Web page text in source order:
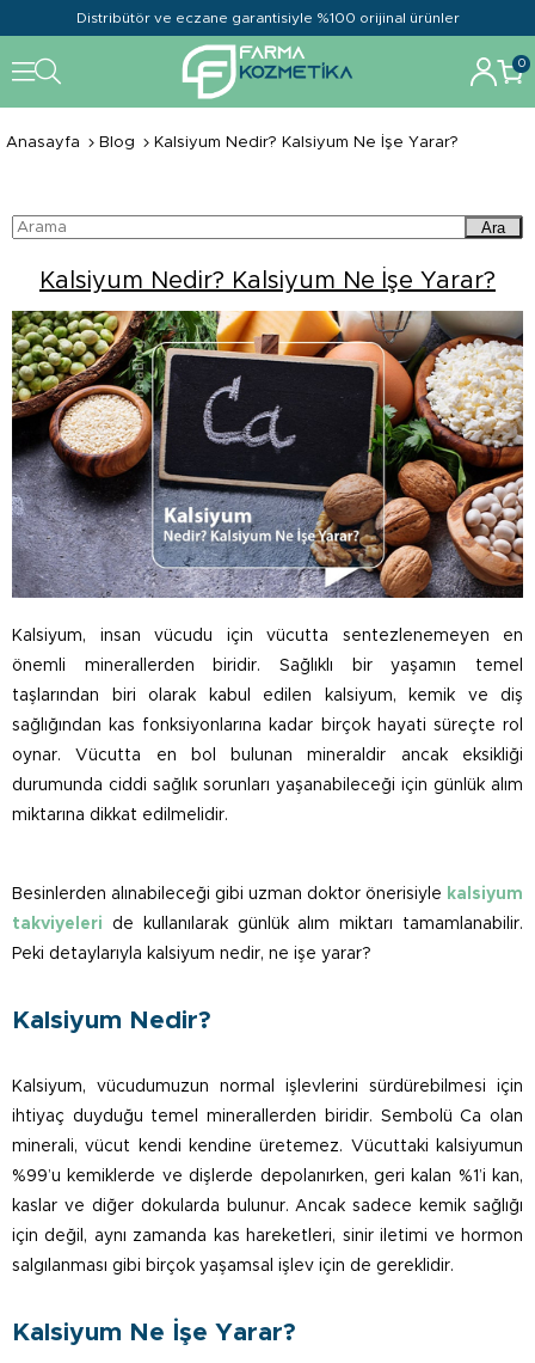
Distribütör ve eczane garantisiyle %100 orijinal ürünler
0
Anasayfa Blog Kalsiyum Nedir? Kalsiyum Ne İşe Yarar?
Ara
Kalsiyum Nedir? Kalsiyum Ne İşe Yarar?
Kalsiyum, insan vücudu için vücutta sentezlenemeyen en
önemli minerallerden biridir. Sağlıklı bir yaşamın temel
taşlarından biri olarak kabul edilen kalsiyum, kemik ve diş
sağlığından kas fonksiyonlarına kadar birçok hayati süreçte rol
oynar. Vücutta en bol bulunan mineraldir ancak eksikliği
durumunda ciddi sağlık sorunları yaşanabileceği için günlük alım
miktarına dikkat edilmelidir.
Besinlerden alınabileceği gibi uzman doktor önerisiyle kalsiyum
takviyeleri de kullanılarak günlük alım miktarı tamamlanabilir.
Peki detaylarıyla kalsiyum nedir, ne işe yarar?
Kalsiyum Nedir?
Kalsiyum, vücudumuzun normal işlevlerini sürdürebilmesi için
ihtiyaç duyduğu temel minerallerden biridir. Sembolü Ca olan
minerali, vücut kendi kendine üretemez. Vücuttaki kalsiyumun
%99’u kemiklerde ve dişlerde depolanırken, geri kalan %1’i kan,
kaslar ve diğer dokularda bulunur. Ancak sadece kemik sağlığı
için değil, aynı zamanda kas hareketleri, sinir iletimi ve hormon
salgılanması gibi birçok yaşamsal işlev için de gereklidir.
Kalsiyum Ne İşe Yarar?